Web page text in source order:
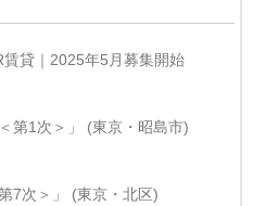
賃貸｜2025年5月募集開始
第1次＞」 (東京・昭島市)
7次＞」 (東京・北区)